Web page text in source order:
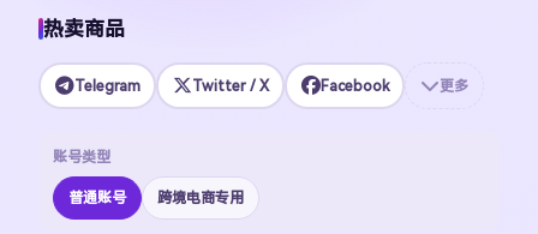
热卖商品
Telegram Twitter / X Facebook 更多
账号类型
普通账号 跨境电商专用